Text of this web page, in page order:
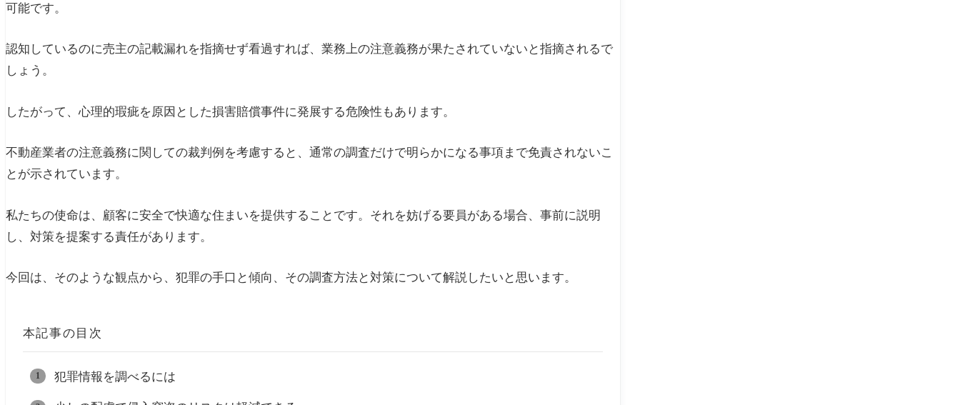
可能です。
認知しているのに売主の記載漏れを指摘せず看過すれば、業務上の注意義務が果たされていないと指摘されるで
しょう。
したがって、心理的瑕疵を原因とした損害賠償事件に発展する危険性もあります。
不動産業者の注意義務に関しての裁判例を考慮すると、通常の調査だけで明らかになる事項まで免責されないこ
とが示されています。
私たちの使命は、顧客に安全で快適な住まいを提供することです。それを妨げる要員がある場合、事前に説明
し、対策を提案する責任があります。
今回は、そのような観点から、犯罪の手口と傾向、その調査方法と対策について解説したいと思います。
本記事の目次
犯罪情報を調べるには